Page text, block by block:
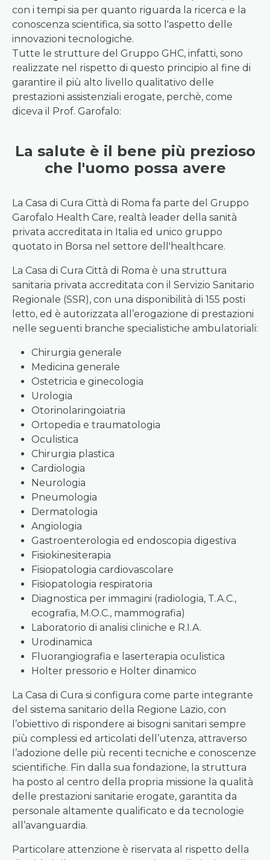
con i tempi sia per quanto riguarda la ricerca e la
conoscenza scientifica, sia sotto l'aspetto delle
innovazioni tecnologiche.
Tutte le strutture del Gruppo GHC, infatti, sono
realizzate nel rispetto di questo principio al fine di
garantire il più alto livello qualitativo delle
prestazioni assistenziali erogate, perchè, come
diceva il Prof. Garofalo:
La salute è il bene più prezioso
che l'uomo possa avere
La Casa di Cura Città di Roma fa parte del Gruppo
Garofalo Health Care, realtà leader della sanità
privata accreditata in Italia ed unico gruppo
quotato in Borsa nel settore dell'healthcare.
La Casa di Cura Città di Roma è una struttura
sanitaria privata accreditata con il Servizio Sanitario
Regionale (SSR), con una disponibilità di 155 posti
letto, ed è autorizzata all’erogazione di prestazioni
nelle seguenti branche specialistiche ambulatoriali:
Chirurgia generale
Medicina generale
Ostetricia e ginecologia
Urologia
Otorinolaringoiatria
Ortopedia e traumatologia
Oculistica
Chirurgia plastica
Cardiologia
Neurologia
Pneumologia
Dermatologia
Angiologia
Gastroenterologia ed endoscopia digestiva
Fisiokinesiterapia
Fisiopatologia cardiovascolare
Fisiopatologia respiratoria
Diagnostica per immagini (radiologia, T.A.C.,
ecografia, M.O.C., mammografia)
Laboratorio di analisi cliniche e R.I.A.
Urodinamica
Fluorangiografia e laserterapia oculistica
Holter pressorio e Holter dinamico
La Casa di Cura si configura come parte integrante
del sistema sanitario della Regione Lazio, con
l’obiettivo di rispondere ai bisogni sanitari sempre
più complessi ed articolati dell’utenza, attraverso
l’adozione delle più recenti tecniche e conoscenze
scientifiche. Fin dalla sua fondazione, la struttura
ha posto al centro della propria missione la qualità
delle prestazioni sanitarie erogate, garantita da
personale altamente qualificato e da tecnologie
all’avanguardia.
Particolare attenzione è riservata al rispetto della